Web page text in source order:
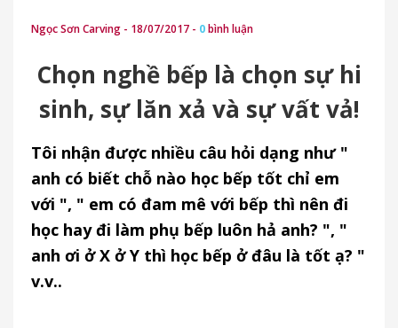
Ngọc Sơn Carving - 18/07/2017 - 0bình luận
Chọn nghề bếp là chọn sự hi
sinh, sự lăn xả và sự vất vả!
Tôi nhận được nhiều câu hỏi dạng như "
anh có biết chỗ nào học bếp tốt chỉ em
với ", " em có đam mê với bếp thì nên đi
học hay đi làm phụ bếp luôn hả anh? ", "
anh ơi ở X ở Y thì học bếp ở đâu là tốt ạ? "
v.v..